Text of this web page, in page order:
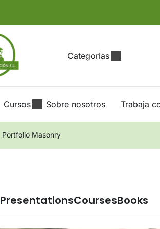
Categorias
Cursos Sobre nosotros Trabaja
Portfolio Masonry
PresentationsCoursesBooks